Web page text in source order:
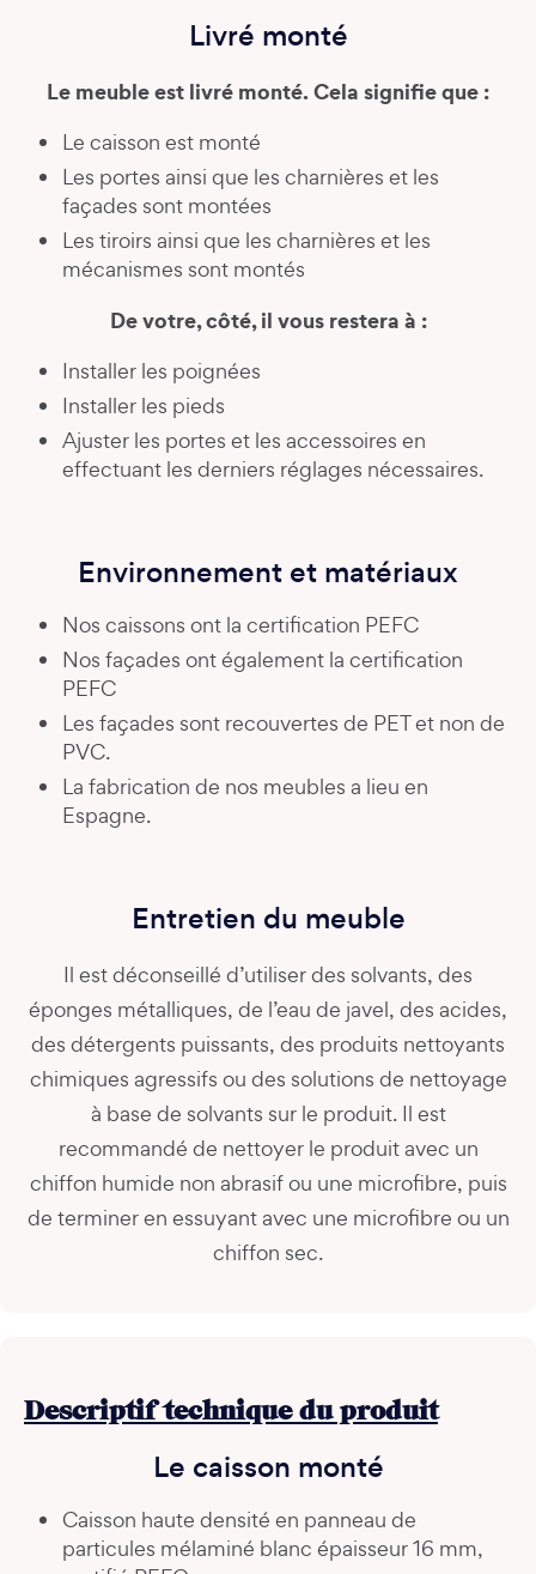
Livré monté
Le meuble est livré monté. Cela signifie que :
Le caisson est monté
Les portes ainsi que les charnières et les
façades sont montées
Les tiroirs ainsi que les charnières et les
mécanismes sont montés
De votre, côté, il vous restera à :
Installer les poignées
Installer les pieds
Ajuster les portes et les accessoires en
effectuant les derniers réglages nécessaires.
Environnement et matériaux
Nos caissons ont la certification PEFC
Nos façades ont également la certification
PEFC
Les façades sont recouvertes de PET et non de
PVC.
La fabrication de nos meubles a lieu en
Espagne.
Entretien du meuble
Il est déconseillé d’utiliser des solvants, des
éponges métalliques, de l’eau de javel, des acides,
des détergents puissants, des produits nettoyants
chimiques agressifs ou des solutions de nettoyage
à base de solvants sur le produit. Il est
recommandé de nettoyer le produit avec un
chiffon humide non abrasif ou une microfibre, puis
de terminer en essuyant avec une microfibre ou un
chiffon sec.
Descriptif technique du produit
Le caisson monté
Caisson haute densité en panneau de
particules mélaminé blanc épaisseur 16 mm,